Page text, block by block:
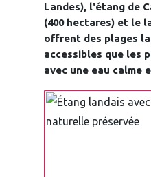
Landes), l'étang de
(400 hectares) et le
offrent des plages
accessibles que les
avec une eau calme